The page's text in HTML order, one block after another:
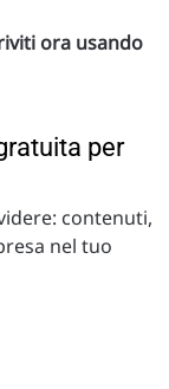
ora usando
per
contenuti,
nel tuo